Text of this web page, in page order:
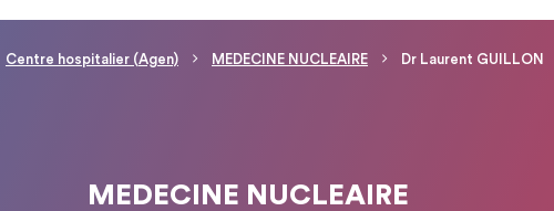
Centre hospitalier (Agen) MEDECINE NUCLEAIRE Dr Laurent GUILLON
MEDECINE NUCLEAIRE